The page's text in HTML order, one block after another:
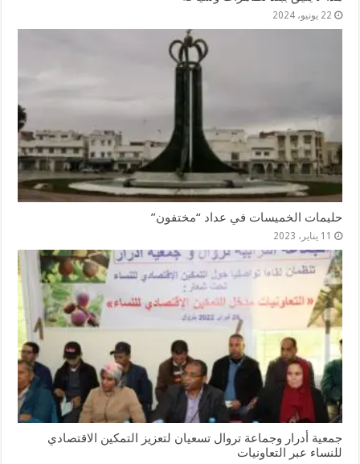
22 يونيو، 2024
حليمات الخميسات في عداد “مختفون”
11 يناير، 2023
جمعية أدرار وجماعة تروال تسعيان لتعزيز التمكين الاقتصادي
للنساء عبر التعاونيات